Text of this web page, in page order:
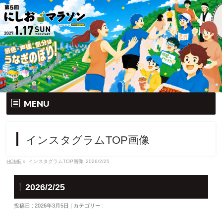
MENU
インスタグラムTOP画像
HOME » インスタグラムTOP画像 2026/2/25
2026/2/25
投稿日 : 2026年3月5日 | カテゴリー :